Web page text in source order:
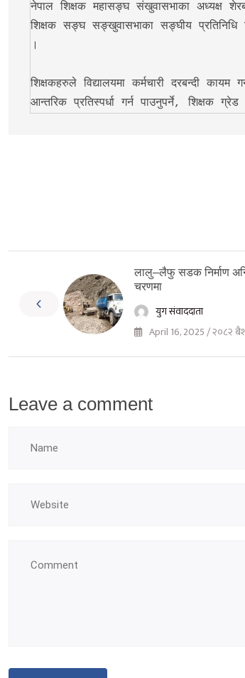
नेपाल शिक्षक महासङ्घ संखुवासभाका अध्यक्ष
शिक्षक सङ्घ सङ्खुवासभाका सङ्घीय प्रतिनिधि
।
शिक्षकहरुले विद्यालयमा कर्मचारी दरबन्दी कायम
आन्तरिक प्रतिस्पर्धा गर्न पाउनुपर्ने, शिक्षक
लालु–लैफु सडक निर्माण
चरणमा
युग संवाददाता
April 16, 2025 / २०८२
Leave a comment